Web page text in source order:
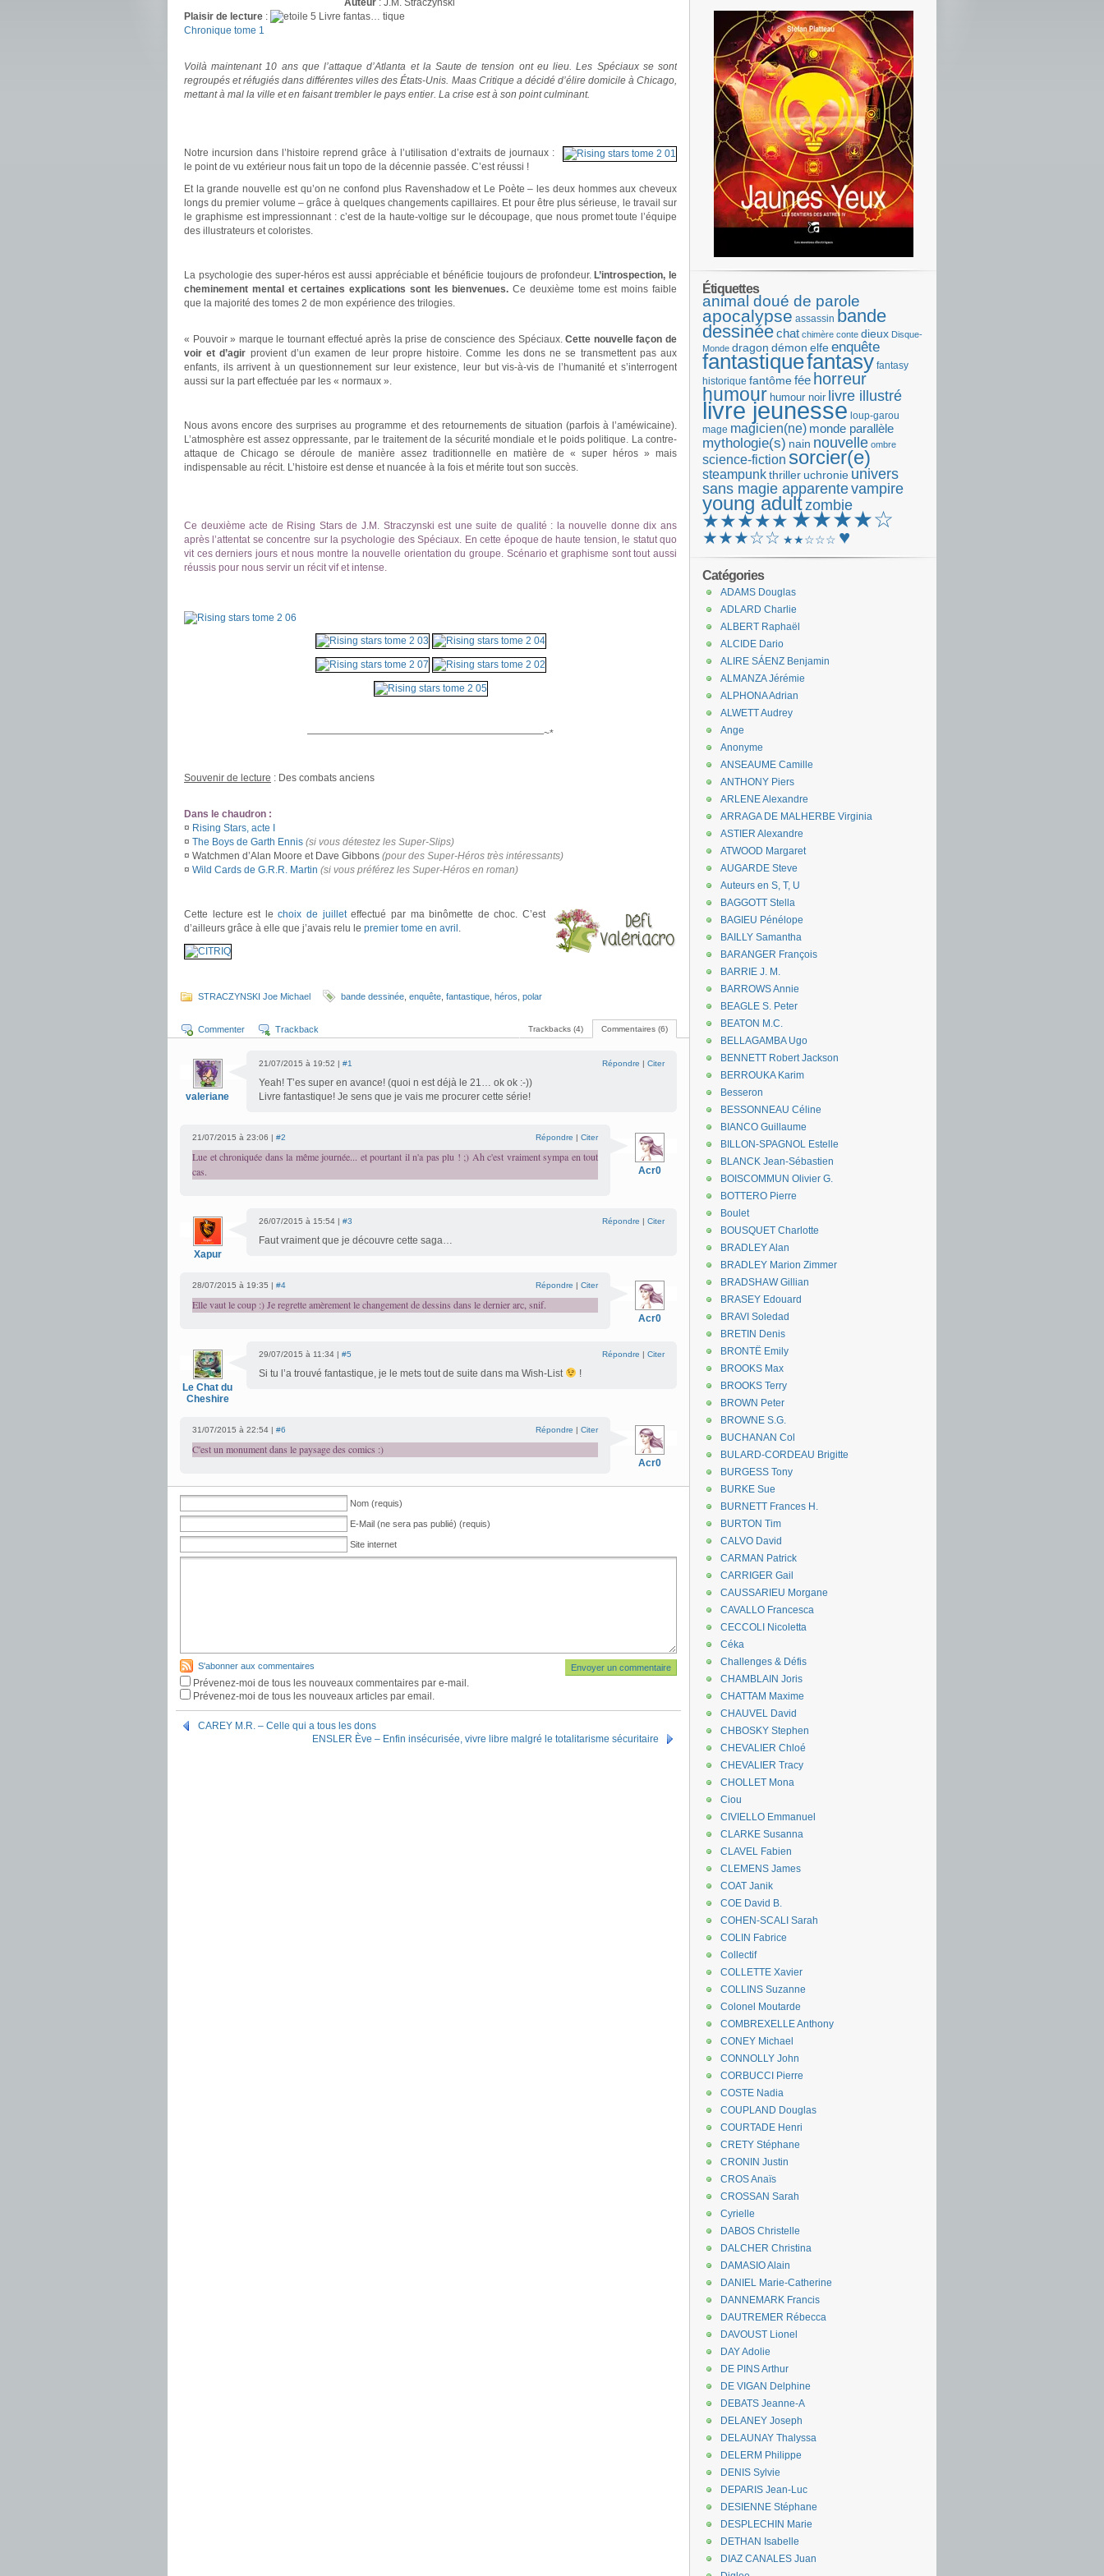
Auteur : J.M. Straczynski
Plaisir de lecture :
Livre fantas… tique
Chronique tome 1
Voilà maintenant 10 ans que l’attaque d’Atlanta et la Saute de tension ont eu lieu. Les Spéciaux se sont
regroupés et réfugiés dans différentes villes des États-Unis. Maas Critique a décidé d’élire domicile à Chicago,
mettant à mal la ville et en faisant trembler le pays entier. La crise est à son point culminant.
Notre incursion dans l’histoire reprend grâce à l’utilisation d’extraits de journaux :
le point de vu extérieur nous fait un topo de la décennie passée. C’est réussi !
Et la grande nouvelle est qu’on ne confond plus Ravenshadow et Le Poète – les deux hommes aux cheveux
longs du premier volume – grâce à quelques changements capillaires. Et pour être plus sérieuse, le travail sur
le graphisme est impressionnant : c’est de la haute-voltige sur le découpage, que nous promet toute l’équipe
des illustrateurs et coloristes.
La psychologie des super-héros est aussi appréciable et bénéficie toujours de profondeur.L’introspection, le
cheminement mental et certaines explications sont les bienvenues. Ce deuxième tome est moins faible
que la majorité des tomes 2 de mon expérience des trilogies.
« Pouvoir » marque le tournant effectué après la prise de conscience des Spéciaux.Cette nouvelle façon de
voir et d’agir provient d’un examen de leur propre histoire. Comme les dons ne se transmettent pas aux
enfants, ils arrivent à un questionnement sur leur existence, leur but vis-à-vis de l’humanité et s’interrogent
aussi sur la part effectuée par les « normaux ».
Nous avons encore des surprises au programme et des retournements de situation (parfois à l’améwicaine).
L’atmosphère est assez oppressante, par le traitement de la sécurité mondiale et le poids politique. La contre-
attaque de Chicago se déroule de manière assez traditionnelle en matière de « super héros » mais
indispensable au récit. L’histoire est dense et nuancée à la fois et mérite tout son succès.
Ce deuxième acte de Rising Stars de J.M. Straczynski est une suite de qualité : la nouvelle donne dix ans
après l’attentat se concentre sur la psychologie des Spéciaux. En cette époque de haute tension, le statut quo
vit ces derniers jours et nous montre la nouvelle orientation du groupe. Scénario et graphisme sont tout aussi
réussis pour nous servir un récit vif et intense.
————————————————————————~*
Souvenir de lecture : Des combats anciens
Dans le chaudron :
¤ Rising Stars, acte I
¤ The Boys de Garth Ennis (si vous détestez les Super-Slips)
¤ Watchmen d’Alan Moore et Dave Gibbons (pour des Super-Héros très intéressants)
¤ Wild Cards de G.R.R. Martin (si vous préférez les Super-Héros en roman)
Cette lecture est lechoix de juilleteffectué par ma binômette de choc. C’est
d’ailleurs grâce à elle que j’avais relu le premier tome en avril .
STRACZYNSKI Joe Michael bande dessinée enquête fantastique héros polar
Commentaires (6)
Trackbacks (4)
Commenter Trackback
valeriane
21/07/2015 à 19:52 | #1 Répondre | Citer
Yeah! T’es super en avance! (quoi n est déjà le 21… ok ok :-))
Livre fantastique! Je sens que je vais me procurer cette série!
Acr0
21/07/2015 à 23:06 | #2 Répondre | Citer
Lue et chroniquée dans la même journée... et pourtant il n'a pas plu ! ;) Ah c'est vraiment sympa en tout
cas.
Xapur
26/07/2015 à 15:54 | #3 Répondre | Citer
Faut vraiment que je découvre cette saga…
Acr0
28/07/2015 à 19:35 | #4 Répondre | Citer
Elle vaut le coup :) Je regrette amèrement le changement de dessins dans le dernier arc, snif.
Le Chat du
Cheshire
29/07/2015 à 11:34 | #5 Répondre | Citer
Si tu l’a trouvé fantastique, je le mets tout de suite dans ma Wish-List !
Acr0
31/07/2015 à 22:54 | #6 Répondre | Citer
C'est un monument dans le paysage des comics :)
Nom (requis)
E-Mail (ne sera pas publié) (requis)
Site internet
S'abonner aux commentaires
Prévenez-moi de tous les nouveaux commentaires par e-mail.
Prévenez-moi de tous les nouveaux articles par email.
CAREY M.R. – Celle qui a tous les dons
ENSLER Ève – Enfin insécurisée, vivre libre malgré le totalitarisme sécuritaire
Étiquettes
animal doué de parole
apocalypse assassin bande
dessinéechat chimère conte dieux Disque-
Monde dragon démon elfeenquête
fantastiquefantasy fantasy
historique fantômefée horreur
humour humour noir livre illustré
livre jeunesse loup-garou
mage magicien(ne) monde parallèle
mythologie(s) nain nouvelle ombre
science-fiction sorcier(e)
steampunkthriller uchronie univers
sans magie apparentevampire
young adultzombie
★★★★★ ★★★★☆
★★★☆☆ ★★☆☆☆ ♥
Catégories
ADAMS Douglas
ADLARD Charlie
ALBERT Raphaël
ALCIDE Dario
ALIRE SÁENZ Benjamin
ALMANZA Jérémie
ALPHONA Adrian
ALWETT Audrey
Ange
Anonyme
ANSEAUME Camille
ANTHONY Piers
ARLENE Alexandre
ARRAGA DE MALHERBE Virginia
ASTIER Alexandre
ATWOOD Margaret
AUGARDE Steve
Auteurs en S, T, U
BAGGOTT Stella
BAGIEU Pénélope
BAILLY Samantha
BARANGER François
BARRIE J. M.
BARROWS Annie
BEAGLE S. Peter
BEATON M.C.
BELLAGAMBA Ugo
BENNETT Robert Jackson
BERROUKA Karim
Besseron
BESSONNEAU Céline
BIANCO Guillaume
BILLON-SPAGNOL Estelle
BLANCK Jean-Sébastien
BOISCOMMUN Olivier G.
BOTTERO Pierre
Boulet
BOUSQUET Charlotte
BRADLEY Alan
BRADLEY Marion Zimmer
BRADSHAW Gillian
BRASEY Edouard
BRAVI Soledad
BRETIN Denis
BRONTË Emily
BROOKS Max
BROOKS Terry
BROWN Peter
BROWNE S.G.
BUCHANAN Col
BULARD-CORDEAU Brigitte
BURGESS Tony
BURKE Sue
BURNETT Frances H.
BURTON Tim
CALVO David
CARMAN Patrick
CARRIGER Gail
CAUSSARIEU Morgane
CAVALLO Francesca
CECCOLI Nicoletta
Céka
Challenges & Défis
CHAMBLAIN Joris
CHATTAM Maxime
CHAUVEL David
CHBOSKY Stephen
CHEVALIER Chloé
CHEVALIER Tracy
CHOLLET Mona
Ciou
CIVIELLO Emmanuel
CLARKE Susanna
CLAVEL Fabien
CLEMENS James
COAT Janik
COE David B.
COHEN-SCALI Sarah
COLIN Fabrice
Collectif
COLLETTE Xavier
COLLINS Suzanne
Colonel Moutarde
COMBREXELLE Anthony
CONEY Michael
CONNOLLY John
CORBUCCI Pierre
COSTE Nadia
COUPLAND Douglas
COURTADE Henri
CRETY Stéphane
CRONIN Justin
CROS Anaïs
CROSSAN Sarah
Cyrielle
DABOS Christelle
DALCHER Christina
DAMASIO Alain
DANIEL Marie-Catherine
DANNEMARK Francis
DAUTREMER Rébecca
DAVOUST Lionel
DAY Adolie
DE PINS Arthur
DE VIGAN Delphine
DEBATS Jeanne-A
DELANEY Joseph
DELAUNAY Thalyssa
DELERM Philippe
DENIS Sylvie
DEPARIS Jean-Luc
DESIENNE Stéphane
DESPLECHIN Marie
DETHAN Isabelle
DIAZ CANALES Juan